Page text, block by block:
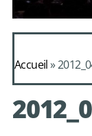
Accueil»